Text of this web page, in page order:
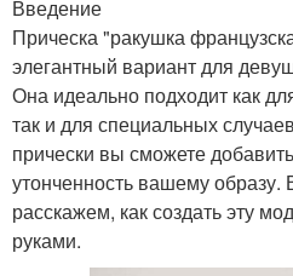
Введение
Прическа "ракушка
элегантный вариант для
Она идеально подходит как
так и для специальных
прически вы сможете
утонченность вашему образу.
расскажем, как создать эту
руками.